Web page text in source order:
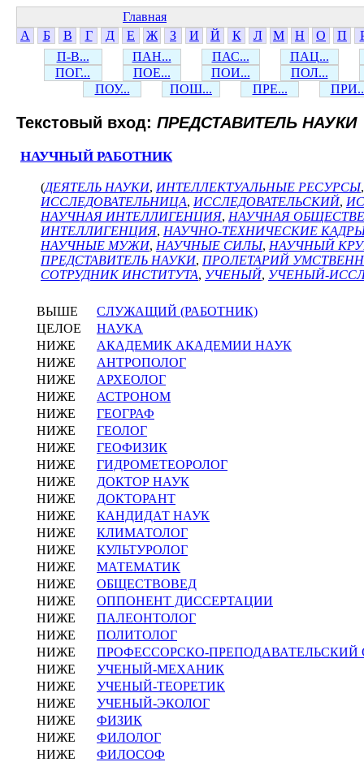
Главная
А
Б В Г Д Е Ж З И Й К Л М Н О П
П-В...
ПАН... ПАС...
ПАЦ...
ПОГ...
ПОЕ... ПОИ...
ПОЛ...
ПОУ...
ПОШ... ПРЕ...
Текстовый вход: ПРЕДСТАВИТЕЛЬ НАУКИ
НАУЧНЫЙ РАБОТНИК
(ДЕЯТЕЛЬ НАУКИ, ИНТЕЛЛЕКТУАЛЬНЫЕ РЕСУРСЫ
ИССЛЕДОВАТЕЛЬНИЦА, ИССЛЕДОВАТЕЛЬСКИЙ,
НАУЧНАЯ ИНТЕЛЛИГЕНЦИЯ, НАУЧНАЯ
ИНТЕЛЛИГЕНЦИЯ, НАУЧНО-ТЕХНИЧЕСКИЕ
НАУЧНЫЕ МУЖИ, НАУЧНЫЕ СИЛЫ, НАУЧНЫЙ
ПРЕДСТАВИТЕЛЬ НАУКИ, ПРОЛЕТАРИЙ
СОТРУДНИК ИНСТИТУТА, УЧЕНЫЙ, УЧЕНЫЙ-
ВЫШЕ
СЛУЖАЩИЙ (РАБОТНИК)
ЦЕЛОЕ
НАУКА
НИЖЕ
АКАДЕМИК АКАДЕМИИ НАУК
НИЖЕ
АНТРОПОЛОГ
НИЖЕ
АРХЕОЛОГ
НИЖЕ
АСТРОНОМ
НИЖЕ
ГЕОГРАФ
НИЖЕ
ГЕОЛОГ
НИЖЕ
ГЕОФИЗИК
НИЖЕ
ГИДРОМЕТЕОРОЛОГ
НИЖЕ
ДОКТОР НАУК
НИЖЕ
ДОКТОРАНТ
НИЖЕ
КАНДИДАТ НАУК
НИЖЕ
КЛИМАТОЛОГ
НИЖЕ
КУЛЬТУРОЛОГ
НИЖЕ
МАТЕМАТИК
НИЖЕ
ОБЩЕСТВОВЕД
НИЖЕ
ОППОНЕНТ ДИССЕРТАЦИИ
НИЖЕ
ПАЛЕОНТОЛОГ
НИЖЕ
ПОЛИТОЛОГ
НИЖЕ
ПРОФЕССОРСКО-ПРЕПОДАВАТЕЛЬСКИЙ
НИЖЕ
УЧЕНЫЙ-МЕХАНИК
НИЖЕ
УЧЕНЫЙ-ТЕОРЕТИК
НИЖЕ
УЧЕНЫЙ-ЭКОЛОГ
НИЖЕ
ФИЗИК
НИЖЕ
ФИЛОЛОГ
НИЖЕ
ФИЛОСОФ